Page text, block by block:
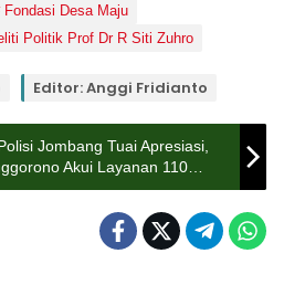
Fondasi Desa Maju
Politik Prof Dr R Siti Zuhro
Editor: Anggi Fridianto
Jombang Tuai Apresiasi,
Akui Layanan 110